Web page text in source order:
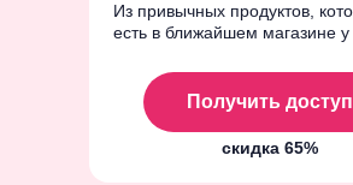
Из привычных продуктов,
есть в ближайшем магазине
скидка 65%
Получить доступ